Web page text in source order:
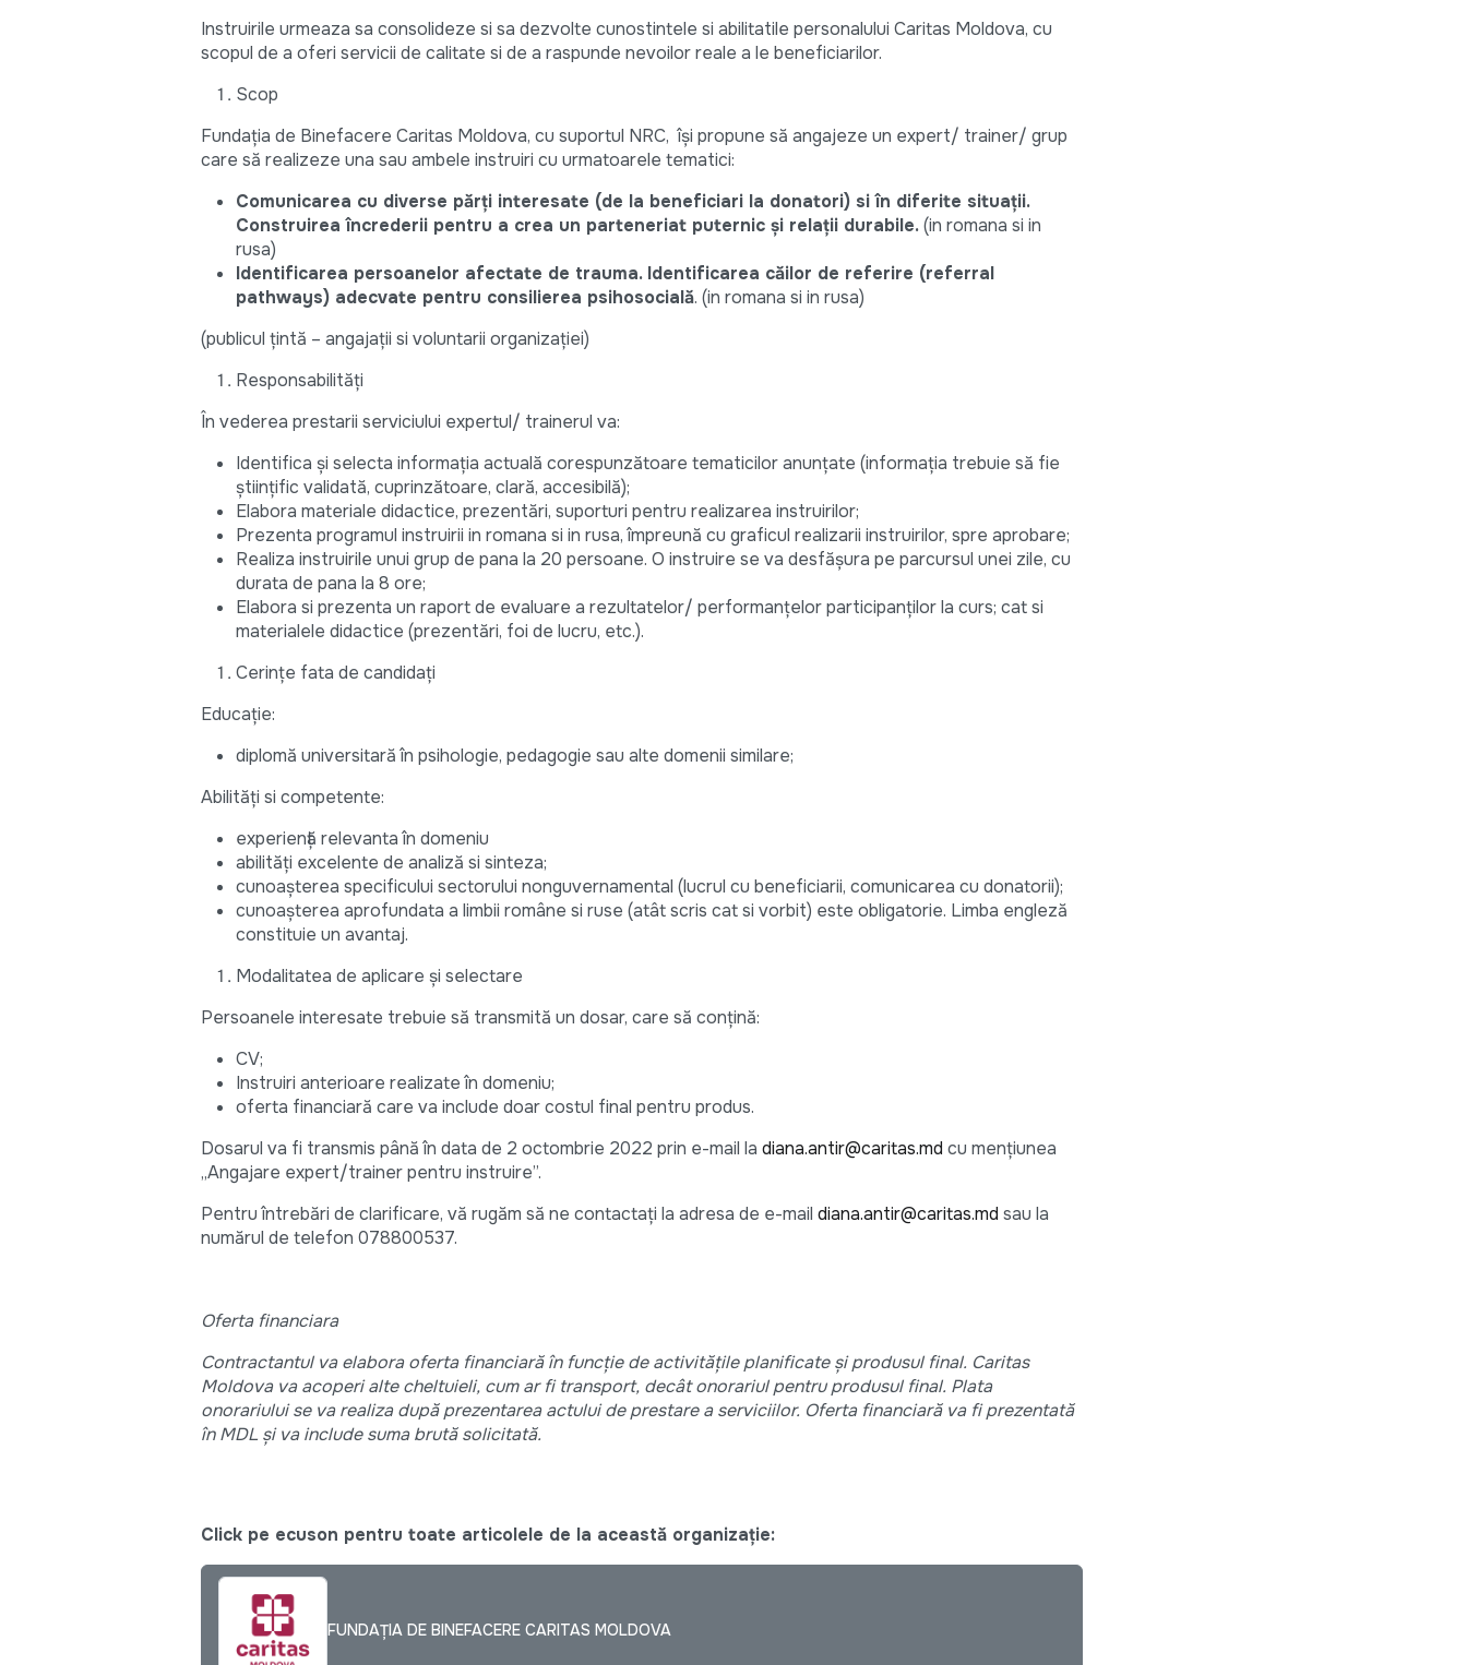
Instruirile urmeaza sa consolideze si sa dezvolte cunostintele si abilitatile personalului Caritas Moldova, cu
scopul de a oferi servicii de calitate si de a raspunde nevoilor reale a le beneficiarilor.
Scop
Fundația de Binefacere Caritas Moldova, cu suportul NRC, își propune să angajeze un expert/ trainer/ grup
care să realizeze una sau ambele instruiri cu urmatoarele tematici:
Comunicarea cu diverse părți interesate (de la beneficiari la donatori) si în diferite situații.
Construirea încrederii pentru a crea un parteneriat puternic și relații durabile.(in romana si in
rusa)
Identificarea persoanelor afectate de trauma. Identificarea căilor de referire (referral
pathways) adecvate pentru consilierea psihosocială. (in romana si in rusa)
(publicul țintă – angajații si voluntarii organizației)
Responsabilități
În vederea prestarii serviciului expertul/ trainerul va:
Identifica și selecta informația actuală corespunzătoare tematicilor anunțate (informația trebuie să fie
științific validată, cuprinzătoare, clară, accesibilă);
Elabora materiale didactice, prezentări, suporturi pentru realizarea instruirilor;
Prezenta programul instruirii in romana si in rusa, împreună cu graficul realizarii instruirilor, spre aprobare;
Realiza instruirile unui grup de pana la 20 persoane. O instruire se va desfășura pe parcursul unei zile, cu
durata de pana la 8 ore;
Elabora si prezenta un raport de evaluare a rezultatelor/ performanțelor participanților la curs; cat si
materialele didactice (prezentări, foi de lucru, etc.).
Cerințe fata de candidați
Educație:
diplomă universitară în psihologie, pedagogie sau alte domenii similare;
Abilități si competente:
experiență relevanta în domeniu
abilități excelente de analiză si sinteza;
cunoașterea specificului sectorului nonguvernamental (lucrul cu beneficiarii, comunicarea cu donatorii);
cunoașterea aprofundata a limbii române si ruse (atât scris cat si vorbit) este obligatorie. Limba engleză
constituie un avantaj.
Modalitatea de aplicare și selectare
Persoanele interesate trebuie să transmită un dosar, care să conțină:
CV;
Instruiri anterioare realizate în domeniu;
oferta financiară care va include doar costul final pentru produs.
Dosarul va fi transmis până în data de 2 octombrie 2022 prin e-mail la diana.antir@caritas.md cu mențiunea
„Angajare expert/trainer pentru instruire”.
Pentru întrebări de clarificare, vă rugăm să ne contactați la adresa de e-mail diana.antir@caritas.md sau la
numărul de telefon 078800537.
Oferta financiara
Contractantul va elabora oferta financiară în funcție de activitățile planificate și produsul final. Caritas
Moldova va acoperi alte cheltuieli, cum ar fi transport, decât onorariul pentru produsul final. Plata
onorariului se va realiza după prezentarea actului de prestare a serviciilor. Oferta financiară va fi prezentată
în MDL și va include suma brută solicitată.
Click pe ecuson pentru toate articolele de la această organizație:
FUNDAȚIA DE BINEFACERE CARITAS MOLDOVA